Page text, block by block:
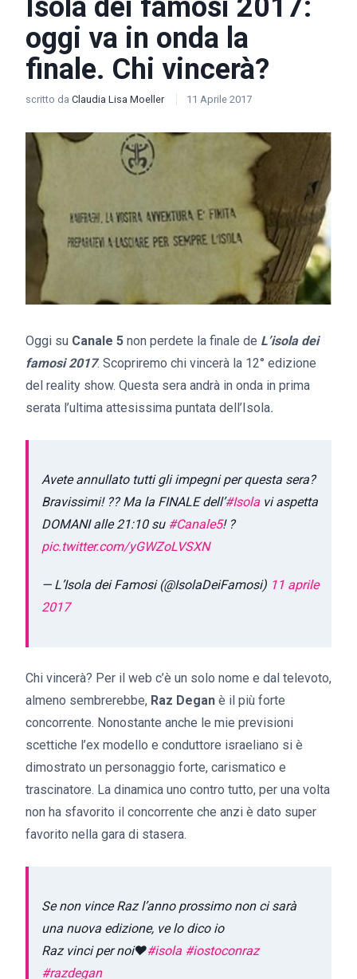
Isola dei famosi 2017:
oggi va in onda la
finale. Chi vincerà?
scritto da Claudia Lisa Moeller 11 Aprile 2017
Oggi su Canale 5 non perdete la finale de L’isola dei
famosi 2017. Scopriremo chi vincerà la 12° edizione
del reality show. Questa sera andrà in onda in prima
serata l’ultima attesissima puntata dell’Isola.
Avete annullato tutti gli impegni per questa sera?
Bravissimi! ?? Ma la FINALE dell’#Isola vi aspetta
DOMANI alle 21:10 su #Canale5! ?
pic.twitter.com/yGWZoLVSXN
— L’Isola dei Famosi (@IsolaDeiFamosi) 11 aprile
2017
Chi vincerà? Per il web c’è un solo nome e dal televoto,
almeno sembrerebbe, Raz Degan è il più forte
concorrente. Nonostante anche le mie previsioni
scettiche l’ex modello e conduttore israeliano si è
dimostrato un personaggio forte, carismatico e
trascinatore. La dinamica uno contro tutto, per una volta
non ha sfavorito il concorrente che anzi è dato super
favorito nella gara di stasera.
Se non vince Raz l’anno prossimo non ci sarà
una nuova edizione, ve lo dico io
Raz vinci per noi❤#isola #iostoconraz
#razdegan